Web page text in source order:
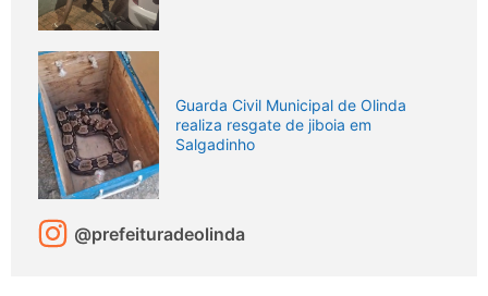
Guarda Civil Municipal de Olinda
realiza resgate de jiboia em
Salgadinho
@prefeituradeolinda